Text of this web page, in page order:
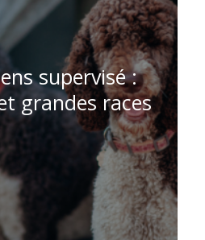
supervisé :
grandes races